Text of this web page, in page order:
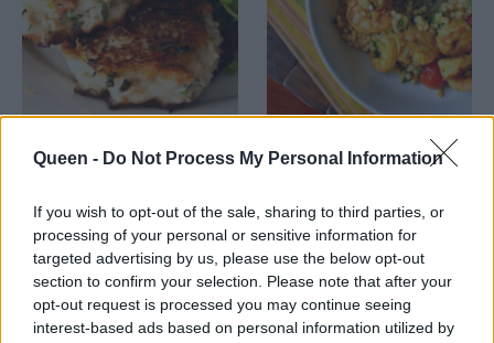
Queen - Do Not Process My Personal Information
If you wish to opt-out of the sale, sharing to third parties, or
processing of your personal or sensitive information for
targeted advertising by us, please use the below opt-out
section to confirm your selection. Please note that after your
opt-out request is processed you may continue seeing
interest-based ads based on personal information utilized by
Tα διάσημα
μπιφτεκάκια
σολομού της γιαγιάς!
Τραγανές και
υπέροχες γαρίδες με
κους-κους!